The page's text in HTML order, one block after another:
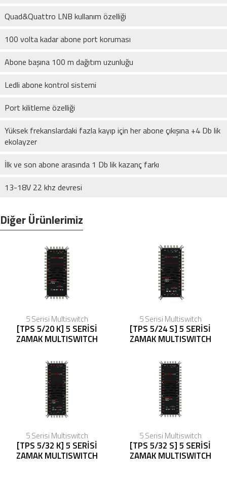
Quad&Quattro LNB kullanım özelliği
100 volta kadar abone port koruması
Abone başına 100 m dağıtım uzunluğu
Ledli abone kontrol sistemi
Port kilitleme özelliği
Yüksek frekanslardaki fazla kayıp için her abone çıkışına +4 Db lik
ekolayzer
İlk ve son abone arasında 1 Db lik kazanç farkı
13-18V 22 khz devresi
Diğer Ürünlerimiz
5 Serisi Multiswitch
[TPS 5/20 K] 5 SERİSİ
ZAMAK MULTISWITCH
5 Serisi Multiswitch
[TPS 5/24 S] 5 SERİSİ
ZAMAK MULTISWITCH
5 Serisi Multiswitch
[TPS 5/32 K] 5 SERİSİ
ZAMAK MULTISWITCH
5 Serisi Multiswitch
[TPS 5/32 S] 5 SERİSİ
ZAMAK MULTISWITCH